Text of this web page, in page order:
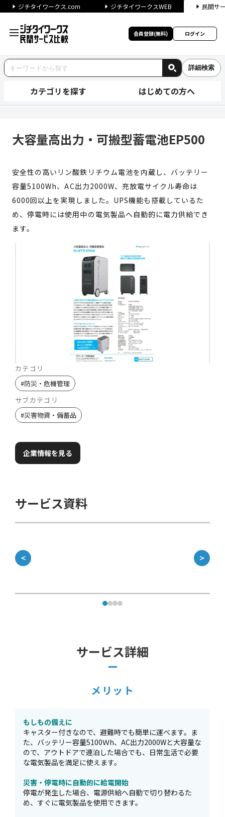
ジチタイワークス.com ジチタイワークスWEB 民間サ
会員登録(無料) ログイン
詳細検索
カテゴリを探す はじめての方へ
大容量高出力・可搬型蓄電池EP500
安全性の高いリン酸鉄リチウム電池を内蔵し、バッテリー
容量5100Wh、AC出力2000W、充放電サイクル寿命は
6000回以上を実現しました。UPS機能も搭載しているた
め、停電時には使用中の電気製品へ自動的に電力供給でき
ます。
カテゴリ
#防災・危機管理
サブカテゴリ
#災害物資・備蓄品
企業情報を見る
サービス資料
＜ ＞
サービス詳細
メリット
もしもの備えに
キャスター付きなので、避難時でも簡単に運べます。ま
た、バッテリー容量5100Ｗh、AC出力2000Wと大容量な
ので、アウトドアで連泊した場合でも、日常生活で必要
な電気製品を満足に使えます。
災害・停電時に自動的に給電開始
停電が発生した場合、電源供給へ自動で切り替わるた
め、すぐに電気製品を使用できます。